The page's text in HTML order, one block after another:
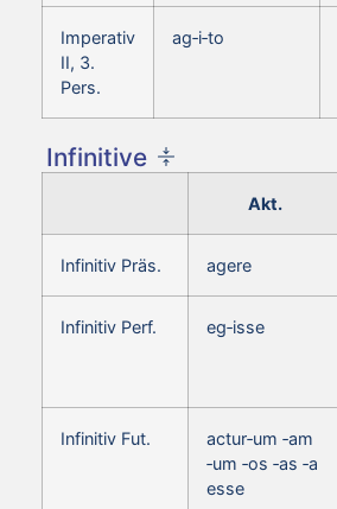
Imperativ
II, 3.
Pers.
ag‑i‑to
Infinitive
Akt.
Infinitiv Präs. agere
Infinitiv Perf. eg‑isse
Infinitiv Fut.
actur‑um ‑am
‑um ‑os ‑as ‑a
esse